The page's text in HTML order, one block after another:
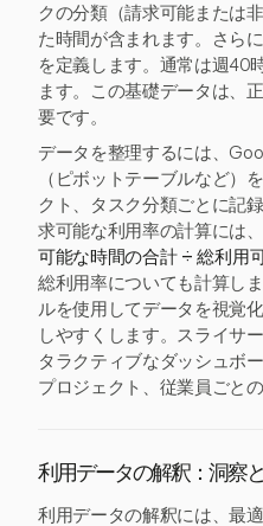
クの分類（請求可能または
た時間が含まれます。さら
を定義します。通常は週40
ます。この基礎データは、
要です。
データを整理するには、
（ピボットテーブルなど）
クト、タスク分類ごとに記
求可能な利用率の計算には
可能な時間の合計 ÷ 総利用
総利用率についても計算し
ルを使用してデータを視覚
しやすくします。スライサ
タラクティブなダッシュボ
プロジェクト、従業員ごと
利用データの解釈：洞察
利用データの解釈には、最